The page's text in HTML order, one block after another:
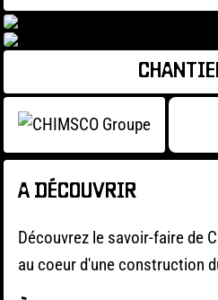
A DÉCOUVRIR
Découvrez le savoir-faire de
au coeur d'une construction